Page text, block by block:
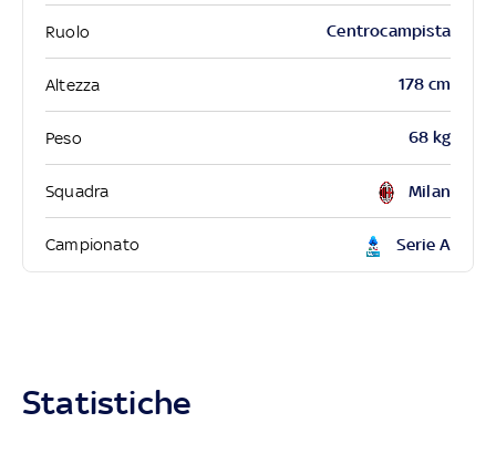
Ruolo Centrocampista
Altezza 178 cm
Peso 68 kg
Squadra Milan
Campionato Serie A
Statistiche